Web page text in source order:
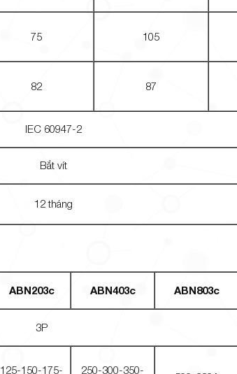
75 105
82 87
IEC 60947-2
Bắt vít
12 tháng
ABN203c ABN403c ABN803c
3P
125-150-175-
250-300-350-